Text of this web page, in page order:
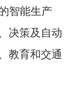
智能生产
决策及自动
教育和交通